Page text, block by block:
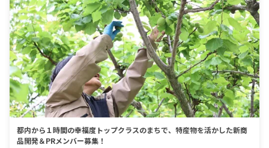
都内から１時間の幸福度トップクラスのまちで、特産物を活かした新商
品開発＆PRメンバー募集！